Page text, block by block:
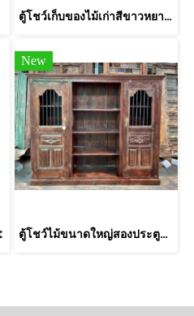
ตู้โชว์เก็บของไม้เก่าสีขาวหยาบที่เก็บของแบ่งหลายช่อง
New
ตู้โชว์ไม้ขนาดใหญ่สองประตูแต่งเหล็กกลึง